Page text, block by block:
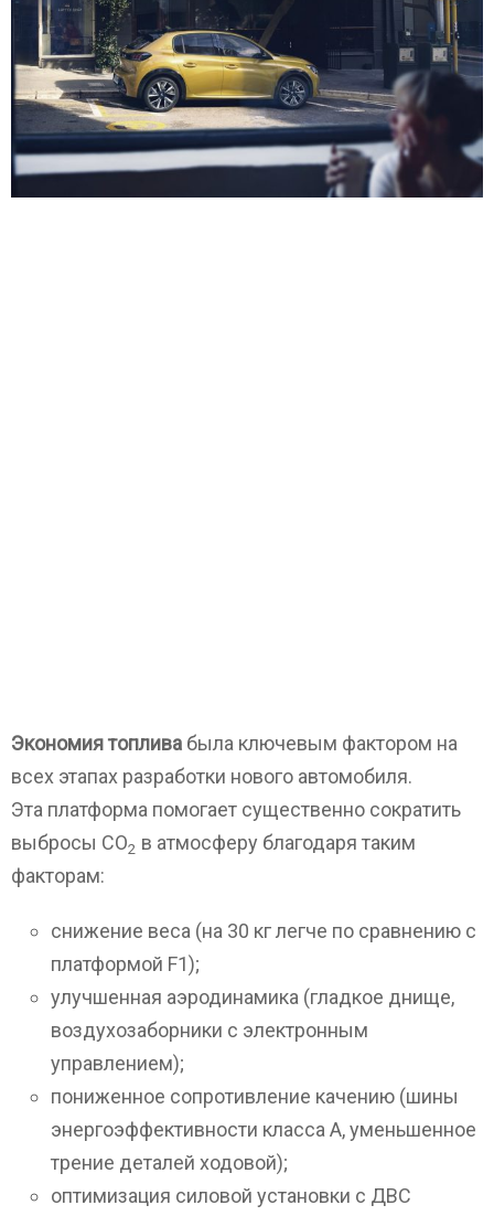
Экономия топлива была ключевым фактором на
всех этапах разработки нового автомобиля.
Эта платформа помогает существенно сократить
выбросы CO2 в атмосферу благодаря таким
факторам:
снижение веса (на 30 кг легче по сравнению с
платформой F1);
улучшенная аэродинамика (гладкое днище,
воздухозаборники с электронным
управлением);
пониженное сопротивление качению (шины
энергоэффективности класса А, уменьшенное
трение деталей ходовой);
оптимизация силовой установки с ДВС